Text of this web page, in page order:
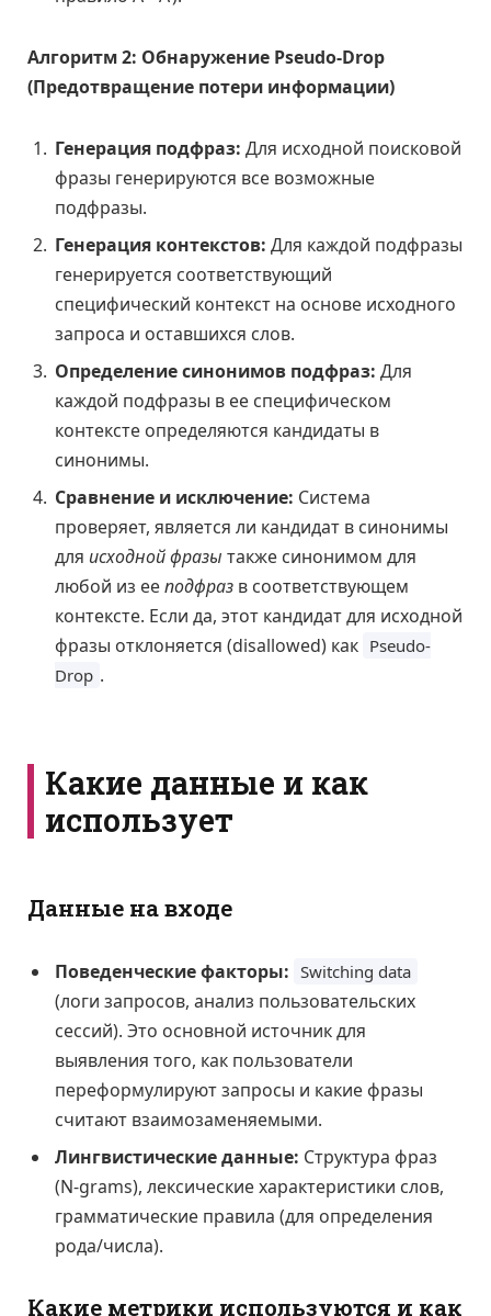
Алгоритм 2: Обнаружение Pseudo-Drop
(Предотвращение потери информации)
Генерация подфраз: Для исходной поисковой
фразы генерируются все возможные
подфразы.
Генерация контекстов: Для каждой подфразы
генерируется соответствующий
специфический контекст на основе исходного
запроса и оставшихся слов.
Определение синонимов подфраз: Для
каждой подфразы в ее специфическом
контексте определяются кандидаты в
синонимы.
Сравнение и исключение: Система
проверяет, является ли кандидат в синонимы
для исходной фразы также синонимом для
любой из ееподфраз в соответствующем
контексте. Если да, этот кандидат для исходной
фразы отклоняется (disallowed) как Pseudo-
Drop .
Какие данные и как
использует
Данные на входе
Поведенческие факторы: Switching data
(логи запросов, анализ пользовательских
сессий). Это основной источник для
выявления того, как пользователи
переформулируют запросы и какие фразы
считают взаимозаменяемыми.
Лингвистические данные: Структура фраз
(N-grams), лексические характеристики слов,
грамматические правила (для определения
рода/числа).
Какие метрики используются и как